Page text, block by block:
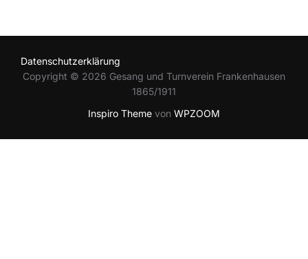
Datenschutzerklärung
Copyright © 2026 Gesang und Turnverein Frankenhausen
1865/1911
Inspiro Theme von WPZOOM